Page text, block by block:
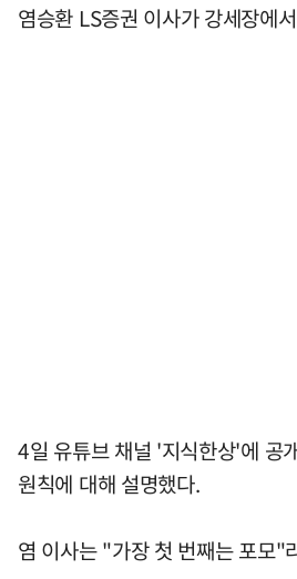
염승환 LS증권 이사가 강세장
4일 유튜브 채널 '지식한상'에 공
원칙에 대해 설명했다.
염 이사는 "가장 첫 번째는 포모"